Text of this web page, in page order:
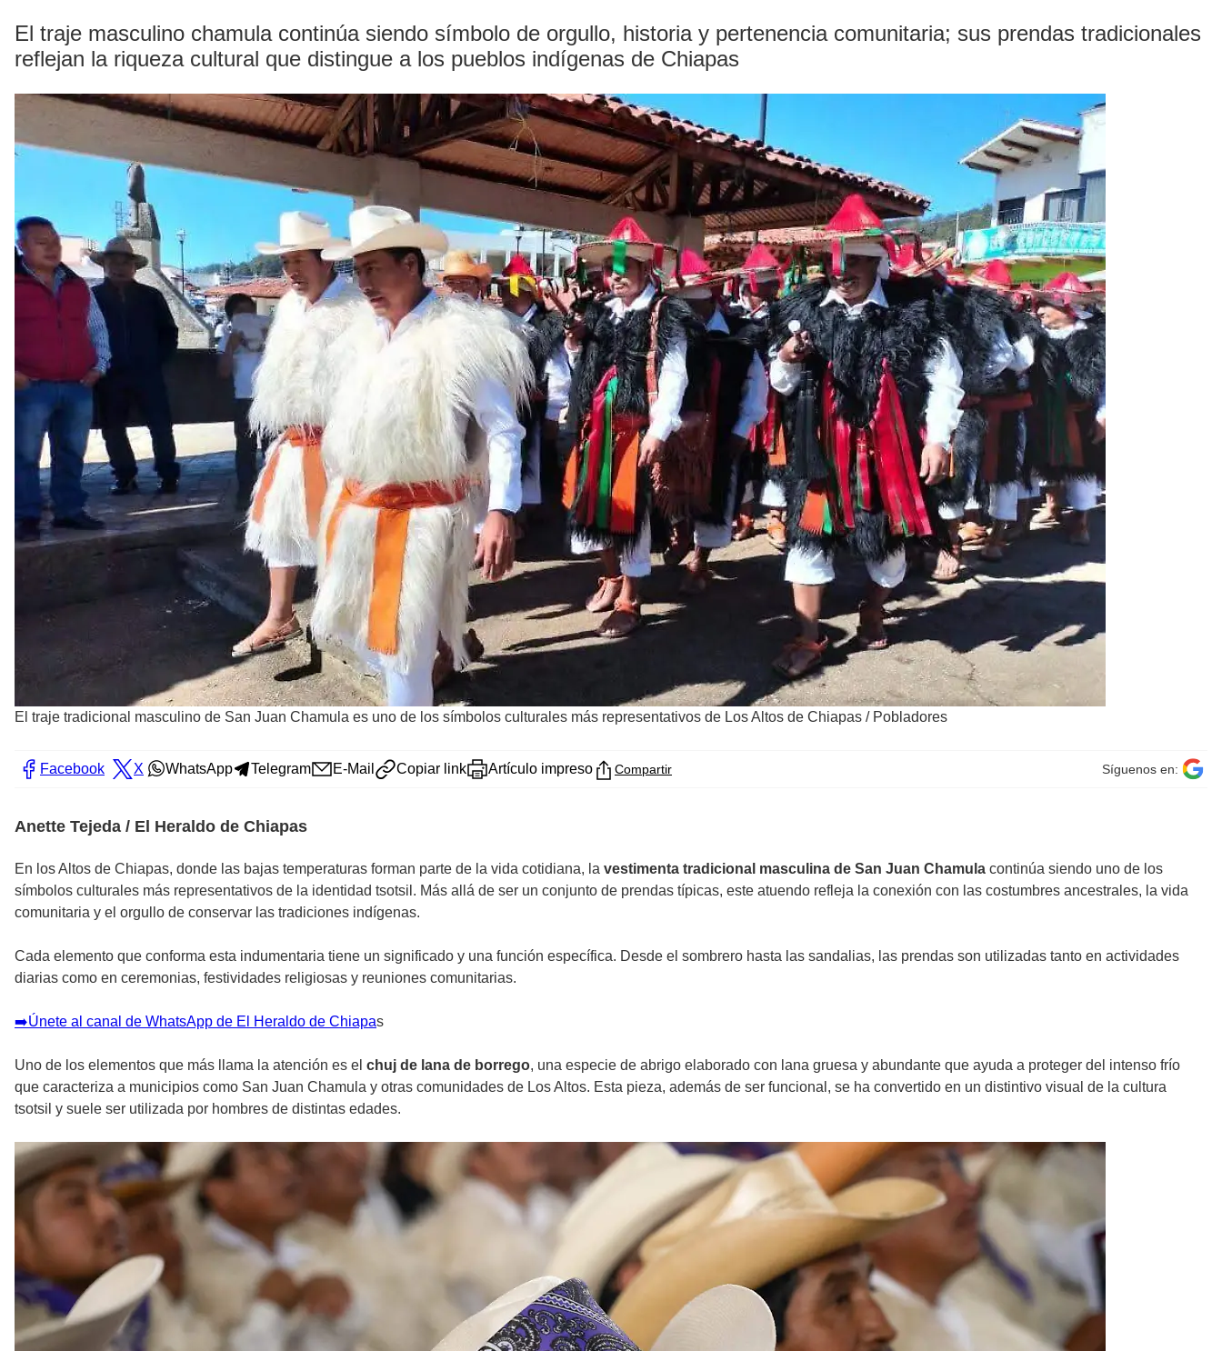
El traje masculino chamula continúa siendo símbolo de orgullo, historia y pertenencia comunitaria; sus prendas tradicionales
reflejan la riqueza cultural que distingue a los pueblos indígenas de Chiapas
El traje tradicional masculino de San Juan Chamula es uno de los símbolos culturales más representativos de Los Altos de Chiapas / Pobladores
Facebook X WhatsApp Telegram E-Mail Copiar link Artículo impreso Compartir Síguenos en:
Anette Tejeda / El Heraldo de Chiapas
En los Altos de Chiapas, donde las bajas temperaturas forman parte de la vida cotidiana, la vestimenta tradicional masculina de San Juan Chamula continúa siendo uno de los
símbolos culturales más representativos de la identidad tsotsil. Más allá de ser un conjunto de prendas típicas, este atuendo refleja la conexión con las costumbres ancestrales, la vida
comunitaria y el orgullo de conservar las tradiciones indígenas.
Cada elemento que conforma esta indumentaria tiene un significado y una función específica. Desde el sombrero hasta las sandalias, las prendas son utilizadas tanto en actividades
diarias como en ceremonias, festividades religiosas y reuniones comunitarias.
➡️Únete al canal de WhatsApp de El Heraldo de Chiapas
Uno de los elementos que más llama la atención es el chuj de lana de borrego, una especie de abrigo elaborado con lana gruesa y abundante que ayuda a proteger del intenso frío
que caracteriza a municipios como San Juan Chamula y otras comunidades de Los Altos. Esta pieza, además de ser funcional, se ha convertido en un distintivo visual de la cultura
tsotsil y suele ser utilizada por hombres de distintas edades.